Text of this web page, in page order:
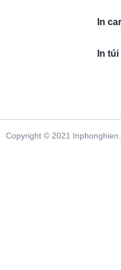
In
In
Copyright © 2021